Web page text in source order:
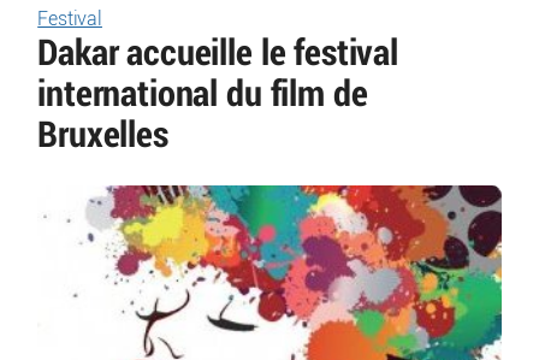
Festival
Dakar accueille le festival
international du film de
Bruxelles